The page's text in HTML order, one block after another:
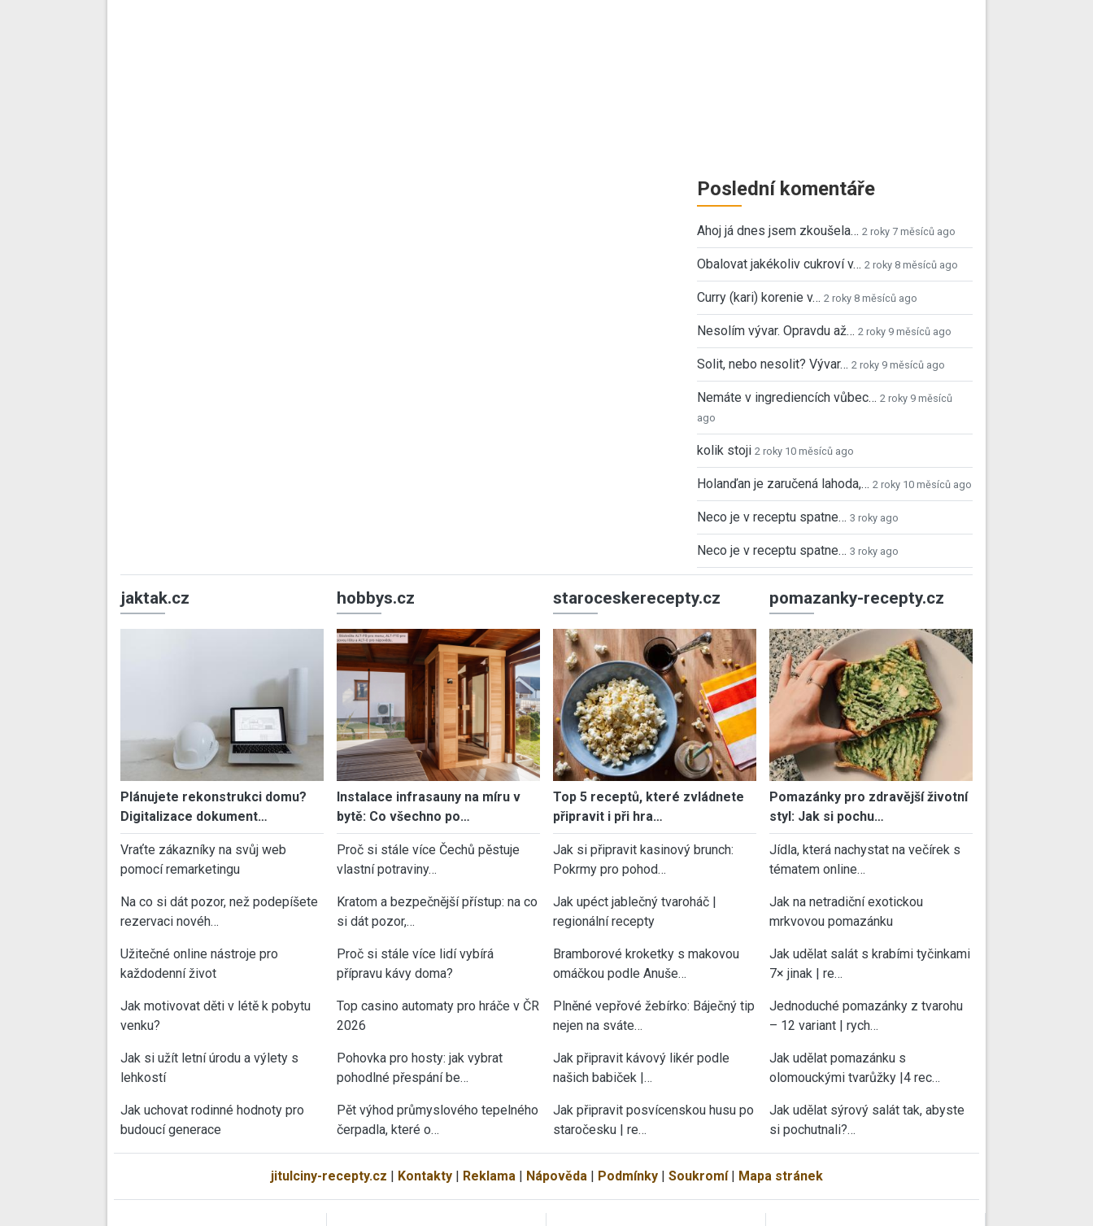
Poslední komentáře
Ahoj já dnes jsem zkoušela… 2 roky 7 měsíců ago
Obalovat jakékoliv cukroví v… 2 roky 8 měsíců ago
Curry (kari) korenie v… 2 roky 8 měsíců ago
Nesolím vývar. Opravdu až… 2 roky 9 měsíců ago
Solit, nebo nesolit? Vývar… 2 roky 9 měsíců ago
Nemáte v ingrediencích vůbec… 2 roky 9 měsíců
ago
kolik stoji 2 roky 10 měsíců ago
Holanďan je zaručená lahoda,… 2 roky 10 měsíců ago
Neco je v receptu spatne… 3 roky ago
Neco je v receptu spatne… 3 roky ago
jaktak.cz
Plánujete rekonstrukci domu?
Digitalizace dokument…
Vraťte zákazníky na svůj web
pomocí remarketingu
Na co si dát pozor, než podepíšete
rezervaci novéh…
Užitečné online nástroje pro
každodenní život
Jak motivovat děti v létě k pobytu
venku?
Jak si užít letní úrodu a výlety s
lehkostí
Jak uchovat rodinné hodnoty pro
budoucí generace
hobbys.cz
Instalace infrasauny na míru v
bytě: Co všechno po…
Proč si stále více Čechů pěstuje
vlastní potraviny…
Kratom a bezpečnější přístup: na co
si dát pozor,…
Proč si stále více lidí vybírá
přípravu kávy doma?
Top casino automaty pro hráče v ČR
2026
Pohovka pro hosty: jak vybrat
pohodlné přespání be…
Pět výhod průmyslového tepelného
čerpadla, které o…
staroceskerecepty.cz
Top 5 receptů, které zvládnete
připravit i při hra…
Jak si připravit kasinový brunch:
Pokrmy pro pohod…
Jak upéct jablečný tvaroháč |
regionální recepty
Bramborové kroketky s makovou
omáčkou podle Anuše…
Plněné vepřové žebírko: Báječný tip
nejen na sváte…
Jak připravit kávový likér podle
našich babiček |…
Jak připravit posvícenskou husu po
staročesku | re…
pomazanky-recepty.cz
Pomazánky pro zdravější životní
styl: Jak si pochu…
Jídla, která nachystat na večírek s
tématem online…
Jak na netradiční exotickou
mrkvovou pomazánku
Jak udělat salát s krabími tyčinkami
7× jinak | re…
Jednoduché pomazánky z tvarohu
– 12 variant | rych…
Jak udělat pomazánku s
olomouckými tvarůžky |4 rec…
Jak udělat sýrový salát tak, abyste
si pochutnali?…
jitulciny-recepty.cz Kontakty| Reklama| Nápověda| Podmínky| Soukromí| Mapa stránek